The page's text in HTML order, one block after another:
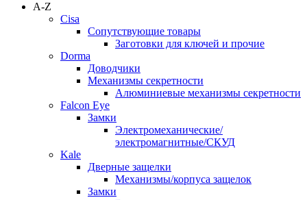
A-Z
Cisa
Сопутствующие товары
Заготовки для ключей и прочие
Dorma
Доводчики
Механизмы секретности
Алюминиевые механизмы секретности
Falcon Eye
Замки
Электромеханические/
электромагнитные/СКУД
Kale
Дверные защелки
Механизмы/корпуса защелок
Замки